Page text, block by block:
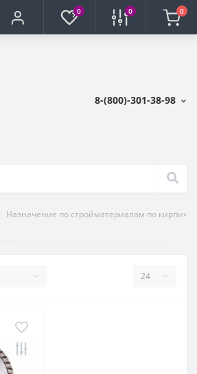
0 0 0
8-(800)-301-38-98
Назначение по стройматериалам по кирпичу